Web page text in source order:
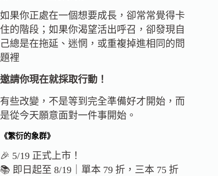
如果你正處在一個想要成長，卻常常覺得卡
住的階段；如果你渴望活出呼召，卻發現自
己總是在拖延、迷惘，或重複掉進相同的問
題裡
邀請你現在就採取行動！
有些改變，不是等到完全準備好才開始，而
是從今天願意面對一件事開始。
《繁衍的象群》
🎉 5/19 正式上市！
📚 即日起至 8/19｜單本 79 折，三本 75 折